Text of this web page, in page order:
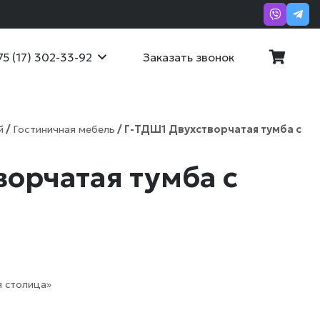
(17) 302-33-92 Заказать звонок
/ Гостиничная мебель / Г-ТДШ1 Двухстворчатая тумба с
тумба с